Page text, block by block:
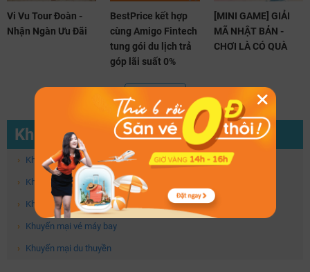
Vi Vu Tour Đoàn -
Nhận Ngàn Ưu Đãi
BestPrice kết hợp
cùng Amigo Fintech
tung gói du lịch trả
góp lãi suất 0%
[MINI GAME] GIẢI
MÃ NHẬT BẢN -
CHƠI LÀ CÓ QUÀ
Khuyến mại
› Khuyến mại
› Khuyến mại khách sạn
› Khuyến mại tour du lịch
› Khuyến mại vé máy bay
› Khuyến mại du thuyền